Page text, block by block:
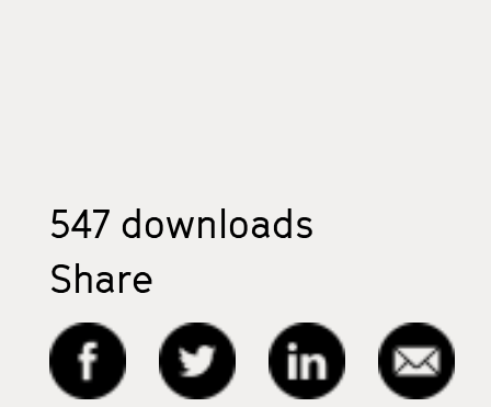
547 downloads
Share